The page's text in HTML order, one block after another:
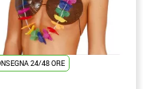
24/48 ORE